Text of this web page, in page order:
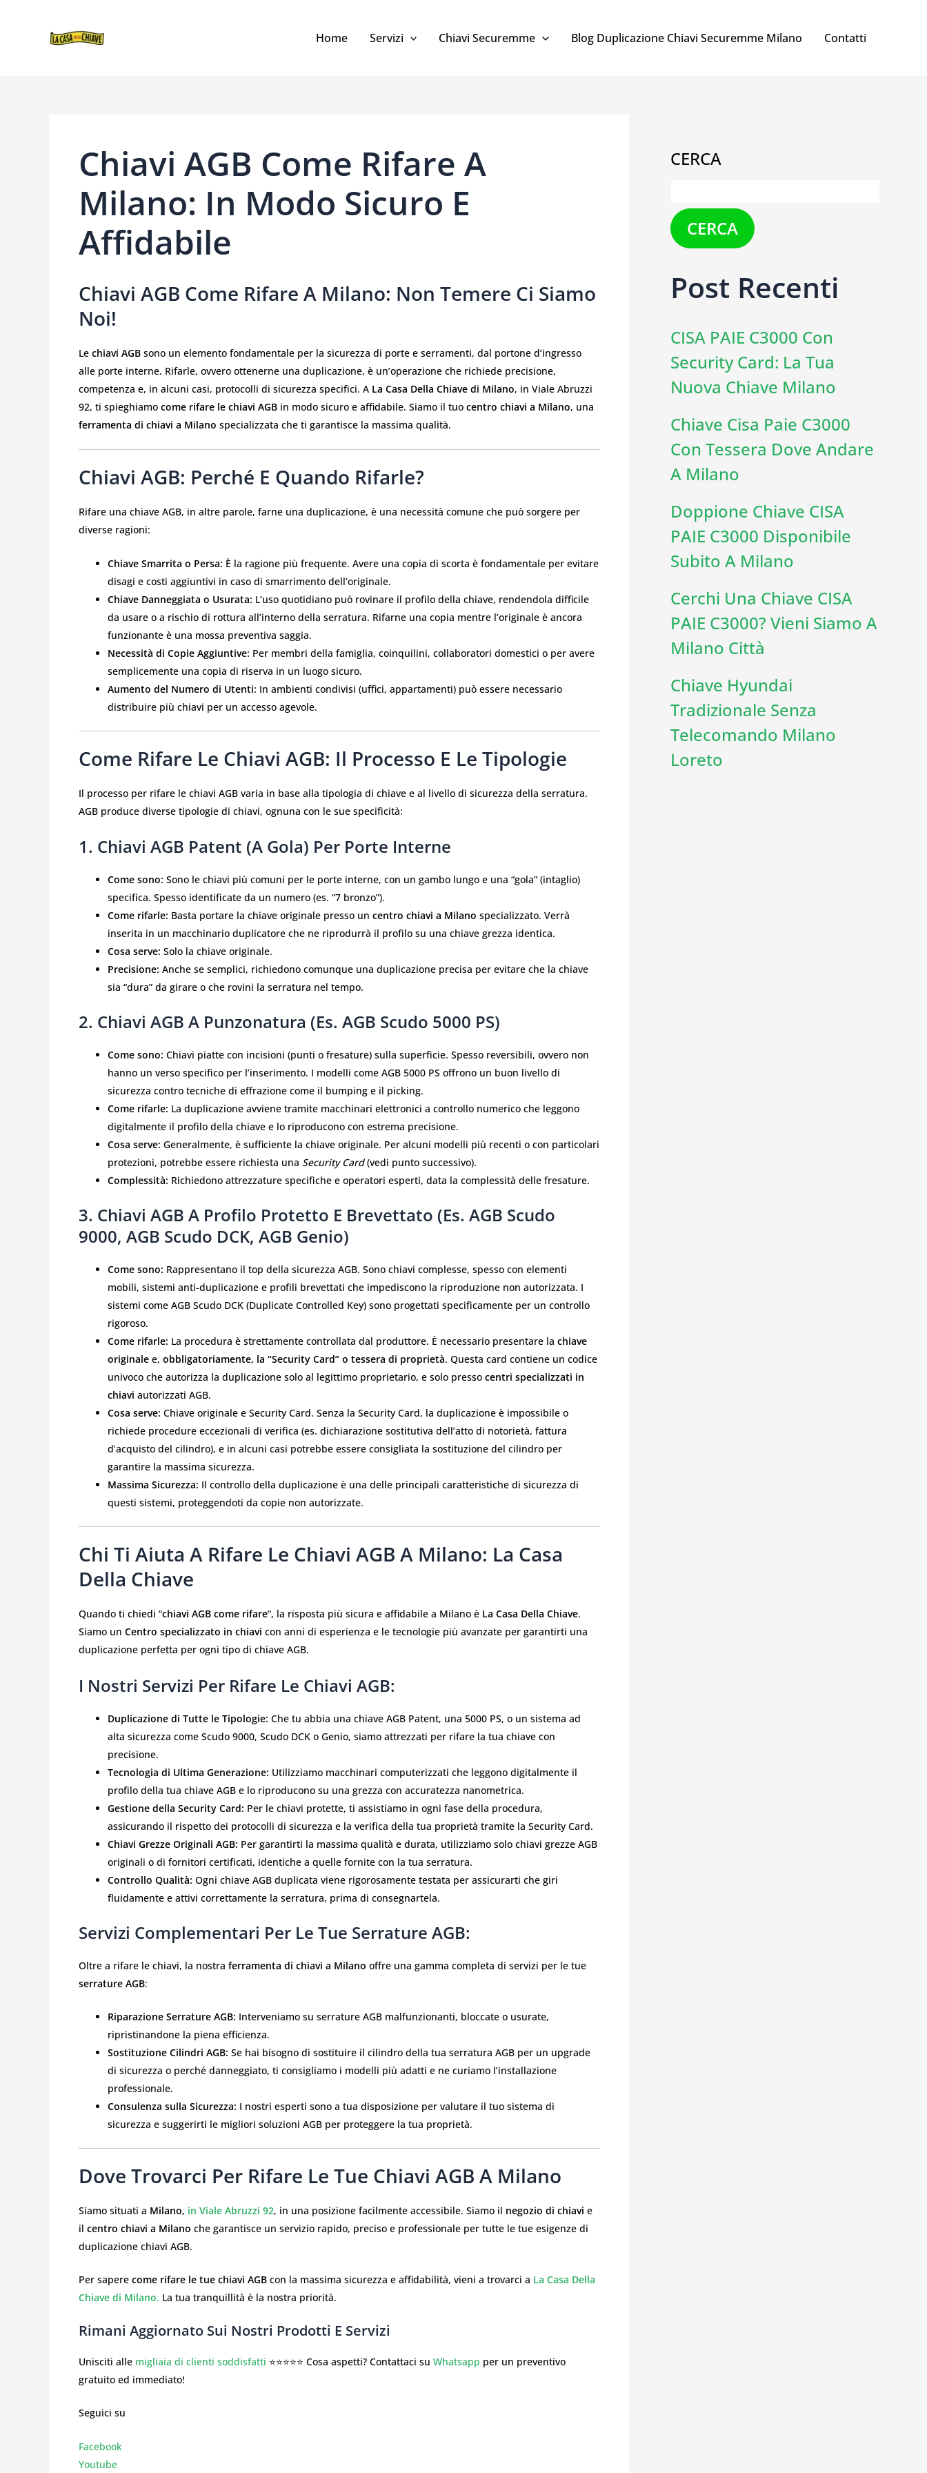
CONTENUTO
Home Servizi Chiavi Securemme Blog Duplicazione Chiavi Securemme Milano Contatti
Chiavi AGB Come Rifare A
Milano: In Modo Sicuro E
Affidabile
Chiavi AGB Come Rifare A Milano: Non Temere Ci Siamo
Noi!
Le chiavi AGB sono un elemento fondamentale per la sicurezza di porte e serramenti, dal portone d’ingresso
alle porte interne. Rifarle, ovvero ottenerne una duplicazione, è un’operazione che richiede precisione,
competenza e, in alcuni casi, protocolli di sicurezza specifici. A La Casa Della Chiave di Milano, in Viale Abruzzi
92, ti spieghiamo come rifare le chiavi AGB in modo sicuro e affidabile. Siamo il tuo centro chiavi a Milano, una
ferramenta di chiavi a Milano specializzata che ti garantisce la massima qualità.
Chiavi AGB: Perché E Quando Rifarle?
Rifare una chiave AGB, in altre parole, farne una duplicazione, è una necessità comune che può sorgere per
diverse ragioni:
Chiave Smarrita o Persa: È la ragione più frequente. Avere una copia di scorta è fondamentale per evitare
disagi e costi aggiuntivi in caso di smarrimento dell’originale.
Chiave Danneggiata o Usurata: L’uso quotidiano può rovinare il profilo della chiave, rendendola difficile
da usare o a rischio di rottura all’interno della serratura. Rifarne una copia mentre l’originale è ancora
funzionante è una mossa preventiva saggia.
Necessità di Copie Aggiuntive: Per membri della famiglia, coinquilini, collaboratori domestici o per avere
semplicemente una copia di riserva in un luogo sicuro.
Aumento del Numero di Utenti: In ambienti condivisi (uffici, appartamenti) può essere necessario
distribuire più chiavi per un accesso agevole.
Come Rifare Le Chiavi AGB: Il Processo E Le Tipologie
Il processo per rifare le chiavi AGB varia in base alla tipologia di chiave e al livello di sicurezza della serratura.
AGB produce diverse tipologie di chiavi, ognuna con le sue specificità:
1. Chiavi AGB Patent (a Gola) Per Porte Interne
Come sono: Sono le chiavi più comuni per le porte interne, con un gambo lungo e una “gola” (intaglio)
specifica. Spesso identificate da un numero (es. “7 bronzo”).
Come rifarle: Basta portare la chiave originale presso un centro chiavi a Milano specializzato. Verrà
inserita in un macchinario duplicatore che ne riprodurrà il profilo su una chiave grezza identica.
Cosa serve: Solo la chiave originale.
Precisione: Anche se semplici, richiedono comunque una duplicazione precisa per evitare che la chiave
sia “dura” da girare o che rovini la serratura nel tempo.
2. Chiavi AGB A Punzonatura (es. AGB Scudo 5000 PS)
Come sono: Chiavi piatte con incisioni (punti o fresature) sulla superficie. Spesso reversibili, ovvero non
hanno un verso specifico per l’inserimento. I modelli come AGB 5000 PS offrono un buon livello di
sicurezza contro tecniche di effrazione come il bumping e il picking.
Come rifarle: La duplicazione avviene tramite macchinari elettronici a controllo numerico che leggono
digitalmente il profilo della chiave e lo riproducono con estrema precisione.
Cosa serve: Generalmente, è sufficiente la chiave originale. Per alcuni modelli più recenti o con particolari
protezioni, potrebbe essere richiesta una Security Card(vedi punto successivo).
Complessità: Richiedono attrezzature specifiche e operatori esperti, data la complessità delle fresature.
3. Chiavi AGB A Profilo Protetto E Brevettato (es. AGB Scudo
9000, AGB Scudo DCK, AGB Genio)
Come sono: Rappresentano il top della sicurezza AGB. Sono chiavi complesse, spesso con elementi
mobili, sistemi anti-duplicazione e profili brevettati che impediscono la riproduzione non autorizzata. I
sistemi come AGB Scudo DCK (Duplicate Controlled Key) sono progettati specificamente per un controllo
rigoroso.
Come rifarle: La procedura è strettamente controllata dal produttore. È necessario presentare la chiave
originale e, obbligatoriamente, la “Security Card” o tessera di proprietà. Questa card contiene un codice
univoco che autorizza la duplicazione solo al legittimo proprietario, e solo presso centri specializzati in
chiavi autorizzati AGB.
Cosa serve: Chiave originale e Security Card. Senza la Security Card, la duplicazione è impossibile o
richiede procedure eccezionali di verifica (es. dichiarazione sostitutiva dell’atto di notorietà, fattura
d’acquisto del cilindro), e in alcuni casi potrebbe essere consigliata la sostituzione del cilindro per
garantire la massima sicurezza.
Massima Sicurezza: Il controllo della duplicazione è una delle principali caratteristiche di sicurezza di
questi sistemi, proteggendoti da copie non autorizzate.
Chi Ti Aiuta A Rifare Le Chiavi AGB A Milano: La Casa
Della Chiave
Quando ti chiedi “chiavi AGB come rifare“, la risposta più sicura e affidabile a Milano è La Casa Della Chiave.
Siamo un Centro specializzato in chiavi con anni di esperienza e le tecnologie più avanzate per garantirti una
duplicazione perfetta per ogni tipo di chiave AGB.
I Nostri Servizi Per Rifare Le Chiavi AGB:
Duplicazione di Tutte le Tipologie: Che tu abbia una chiave AGB Patent, una 5000 PS, o un sistema ad
alta sicurezza come Scudo 9000, Scudo DCK o Genio, siamo attrezzati per rifare la tua chiave con
precisione.
Tecnologia di Ultima Generazione: Utilizziamo macchinari computerizzati che leggono digitalmente il
profilo della tua chiave AGB e lo riproducono su una grezza con accuratezza nanometrica.
Gestione della Security Card: Per le chiavi protette, ti assistiamo in ogni fase della procedura,
assicurando il rispetto dei protocolli di sicurezza e la verifica della tua proprietà tramite la Security Card.
Chiavi Grezze Originali AGB: Per garantirti la massima qualità e durata, utilizziamo solo chiavi grezze AGB
originali o di fornitori certificati, identiche a quelle fornite con la tua serratura.
Controllo Qualità: Ogni chiave AGB duplicata viene rigorosamente testata per assicurarti che giri
fluidamente e attivi correttamente la serratura, prima di consegnartela.
Servizi Complementari Per Le Tue Serrature AGB:
Oltre a rifare le chiavi, la nostra ferramenta di chiavi a Milano offre una gamma completa di servizi per le tue
serrature AGB:
Riparazione Serrature AGB: Interveniamo su serrature AGB malfunzionanti, bloccate o usurate,
ripristinandone la piena efficienza.
Sostituzione Cilindri AGB: Se hai bisogno di sostituire il cilindro della tua serratura AGB per un upgrade
di sicurezza o perché danneggiato, ti consigliamo i modelli più adatti e ne curiamo l’installazione
professionale.
Consulenza sulla Sicurezza: I nostri esperti sono a tua disposizione per valutare il tuo sistema di
sicurezza e suggerirti le migliori soluzioni AGB per proteggere la tua proprietà.
Dove Trovarci Per Rifare Le Tue Chiavi AGB A Milano
Siamo situati a Milano, in Viale Abruzzi 92, in una posizione facilmente accessibile. Siamo il negozio di chiavi e
il centro chiavi a Milano che garantisce un servizio rapido, preciso e professionale per tutte le tue esigenze di
duplicazione chiavi AGB.
Per sapere come rifare le tue chiavi AGB con la massima sicurezza e affidabilità, vieni a trovarci a La Casa Della
Chiave di Milano. La tua tranquillità è la nostra priorità.
Rimani Aggiornato Sui Nostri Prodotti E Servizi
Unisciti alle migliaia di clienti soddisfatti ⭐⭐⭐⭐⭐ Cosa aspetti? Contattaci su Whatsapp per un preventivo
gratuito ed immediato!
Seguici su
Facebook
Youtube
CERCA
CERCA
Post Recenti
CISA PAIE C3000 Con
Security Card: La Tua
Nuova Chiave Milano
Chiave Cisa Paie C3000
Con Tessera Dove Andare
A Milano
Doppione Chiave CISA
PAIE C3000 Disponibile
Subito A Milano
Cerchi Una Chiave CISA
PAIE C3000? Vieni Siamo A
Milano Città
Chiave Hyundai
Tradizionale Senza
Telecomando Milano
Loreto